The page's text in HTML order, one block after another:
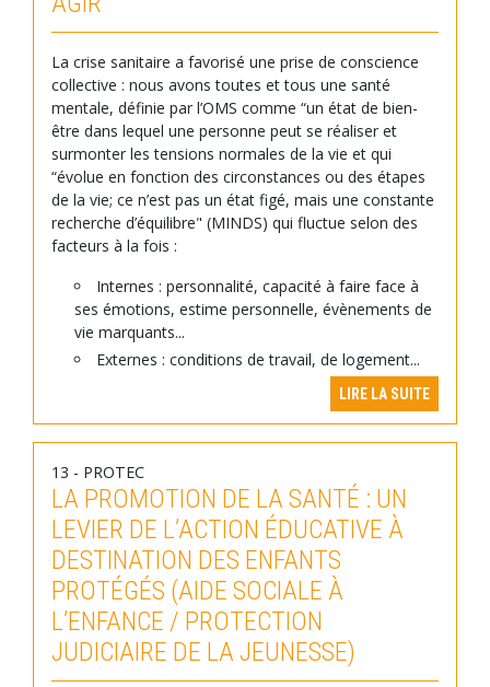
La crise sanitaire a favorisé une prise de conscience
collective : nous avons toutes et tous une santé
mentale, définie par l’OMS comme “un état de bien-
être dans lequel une personne peut se réaliser et
surmonter les tensions normales de la vie et qui
“évolue en fonction des circonstances ou des étapes
de la vie; ce n’est pas un état figé, mais une constante
recherche d’équilibre" (MINDS) qui fluctue selon des
facteurs à la fois :
Internes : personnalité, capacité à faire face à
ses émotions, estime personnelle, évènements de
vie marquants...
Externes : conditions de travail, de logement...
LIRE LA SUITE
13 - PROTEC
LA PROMOTION DE LA SANTÉ : UN
LEVIER DE L’ACTION ÉDUCATIVE À
DESTINATION DES ENFANTS
PROTÉGÉS (AIDE SOCIALE À
L’ENFANCE / PROTECTION
JUDICIAIRE DE LA JEUNESSE)